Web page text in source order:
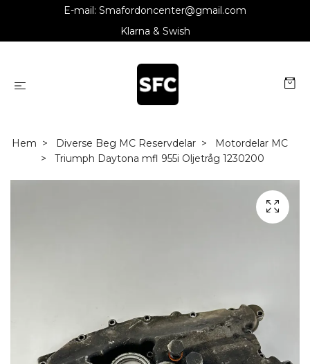
E-mail: Smafordoncenter@gmail.com
Klarna & Swish
Hem Diverse Beg MC Reservdelar
Motordelar MC
Triumph Daytona mfl 955i Oljetråg 1230200